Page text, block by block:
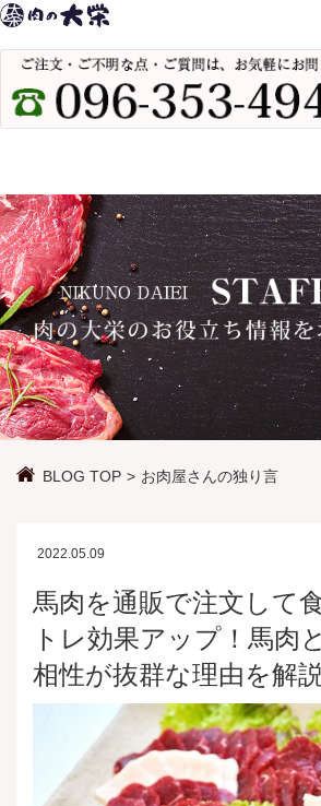
BLOG TOP
お肉屋さんの独り言
2022.05.09
馬肉を通販で注文して
トレ効果アップ！馬肉
相性が抜群な理由を解